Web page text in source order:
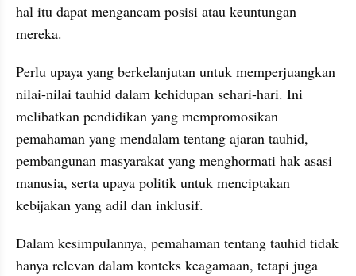
hal itu dapat mengancam posisi atau keuntungan
mereka.
Perlu upaya yang berkelanjutan untuk memperjuangkan
nilai-nilai tauhid dalam kehidupan sehari-hari. Ini
melibatkan pendidikan yang mempromosikan
pemahaman yang mendalam tentang ajaran tauhid,
pembangunan masyarakat yang menghormati hak asasi
manusia, serta upaya politik untuk menciptakan
kebijakan yang adil dan inklusif.
Dalam kesimpulannya, pemahaman tentang tauhid tidak
hanya relevan dalam konteks keagamaan, tetapi juga